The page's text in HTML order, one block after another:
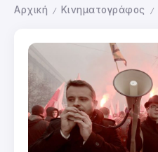
Αρχική / Κινηματογράφος /